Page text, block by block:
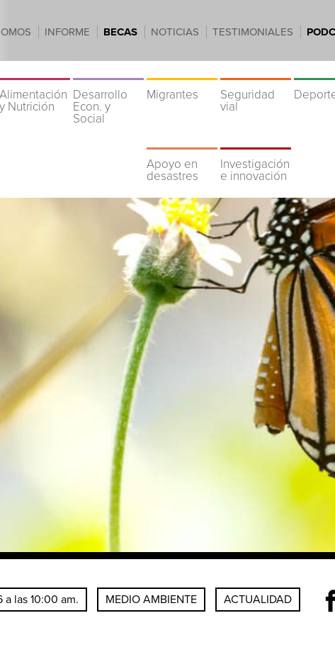
INFORME BECAS NOTICIAS TESTIMONIALES
Alimentación
y Nutrición
Desarrollo
Econ. y
Social
Migrantes
Seguridad
vial
Apoyo en
desastres
Investigación
e innovación
las 10:00 am. MEDIO AMBIENTE ACTUALIDAD